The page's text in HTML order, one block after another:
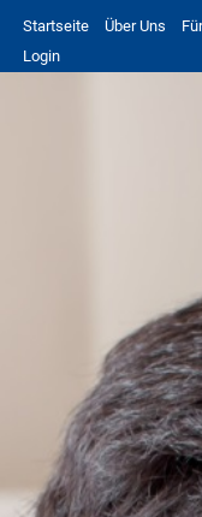
Startseite Über Uns
Login